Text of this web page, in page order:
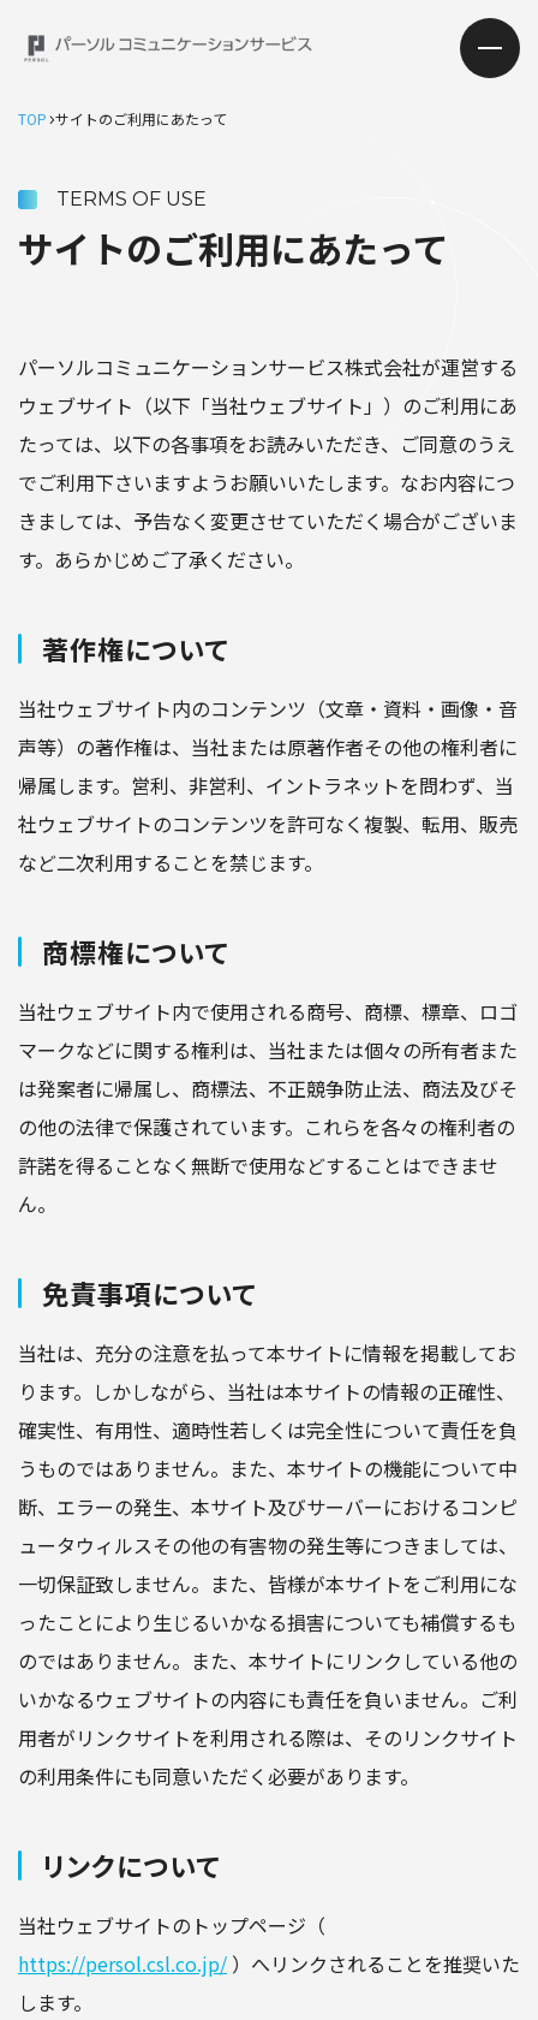
TOP サイトのご利用にあたって
TERMS OF USE
サイトのご利用にあたって
パーソルコミュニケーションサービス株式会社が運営する
ウェブサイト（以下「当社ウェブサイト」）のご利用にあ
たっては、以下の各事項をお読みいただき、ご同意のうえ
でご利用下さいますようお願いいたします。なお内容につ
きましては、予告なく変更させていただく場合がございま
す。あらかじめご了承ください。
著作権について
当社ウェブサイト内のコンテンツ（文章・資料・画像・音
声等）の著作権は、当社または原著作者その他の権利者に
帰属します。営利、非営利、イントラネットを問わず、当
社ウェブサイトのコンテンツを許可なく複製、転用、販売
など二次利用することを禁じます。
商標権について
当社ウェブサイト内で使用される商号、商標、標章、ロゴ
マークなどに関する権利は、当社または個々の所有者また
は発案者に帰属し、商標法、不正競争防止法、商法及びそ
の他の法律で保護されています。これらを各々の権利者の
許諾を得ることなく無断で使用などすることはできませ
ん。
免責事項について
当社は、充分の注意を払って本サイトに情報を掲載してお
ります。しかしながら、当社は本サイトの情報の正確性、
確実性、有用性、適時性若しくは完全性について責任を負
うものではありません。また、本サイトの機能について中
断、エラーの発生、本サイト及びサーバーにおけるコンピ
ュータウィルスその他の有害物の発生等につきましては、
一切保証致しません。また、皆様が本サイトをご利用にな
ったことにより生じるいかなる損害についても補償するも
のではありません。また、本サイトにリンクしている他の
いかなるウェブサイトの内容にも責任を負いません。ご利
用者がリンクサイトを利用される際は、そのリンクサイト
の利用条件にも同意いただく必要があります。
リンクについて
当社ウェブサイトのトップページ（
https://persol.csl.co.jp/ ）へリンクされることを推奨いた
します。